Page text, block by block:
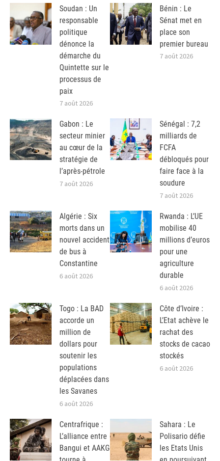
Soudan : Un
responsable
politique
dénonce la
démarche du
Quintette sur le
processus de
paix
7 août 2026
Bénin : Le
Sénat met en
place son
premier bureau
7 août 2026
Gabon : Le
secteur minier
au cœur de la
stratégie de
l’après-pétrole
7 août 2026
Sénégal : 7,2
milliards de
FCFA
débloqués pour
faire face à la
soudure
7 août 2026
Algérie : Six
morts dans un
nouvel accident
de bus à
Constantine
6 août 2026
Rwanda : L’UE
mobilise 40
millions d’euros
pour une
agriculture
durable
6 août 2026
Togo : La BAD
accorde un
million de
dollars pour
soutenir les
populations
déplacées dans
les Savanes
6 août 2026
Côte d’Ivoire :
L’Etat achève le
rachat des
stocks de cacao
stockés
6 août 2026
Centrafrique :
L’alliance entre
Bangui et AAKG
Sahara : Le
Polisario défie
les Etats Unis